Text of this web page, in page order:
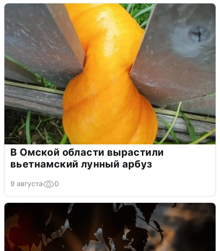
В Омской области вырастили
вьетнамский лунный арбуз
9 августа 0